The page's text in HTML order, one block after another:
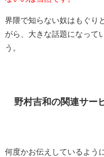
界隈で知らない奴はもぐり
がら、大きな話題になって
う。
野村吉和の関連サー
何度かお伝えしているよう